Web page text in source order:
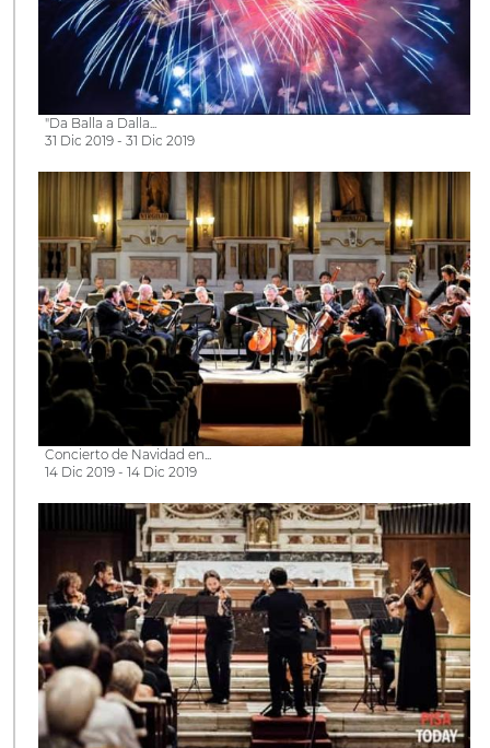
"Da Balla a Dalla...
31 Dic 2019 - 31 Dic 2019
Concierto de Navidad en...
14 Dic 2019 - 14 Dic 2019